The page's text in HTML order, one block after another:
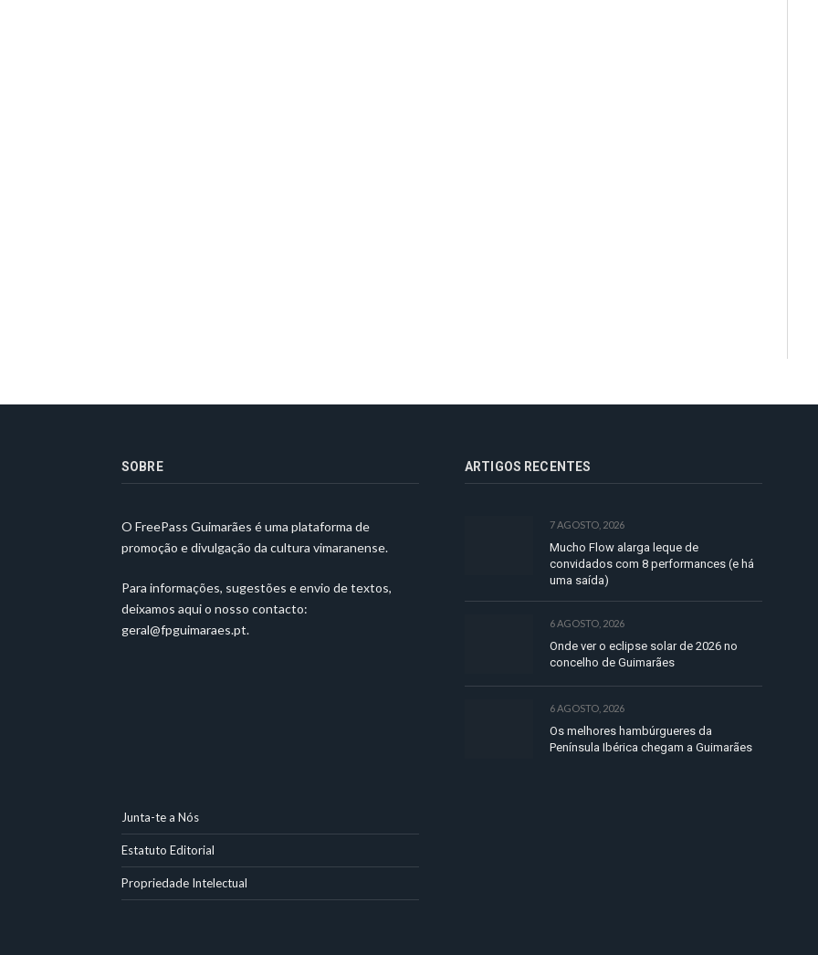
SOBRE
O FreePass Guimarães é uma plataforma de
promoção e divulgação da cultura vimaranense.
Para informações, sugestões e envio de textos,
deixamos aqui o nosso contacto:
geral@fpguimaraes.pt.
ARTIGOS RECENTES
7 AGOSTO, 2026
Mucho Flow alarga leque de
convidados com 8 performances (e há
uma saída)
6 AGOSTO, 2026
Onde ver o eclipse solar de 2026 no
concelho de Guimarães
6 AGOSTO, 2026
Os melhores hambúrgueres da
Península Ibérica chegam a Guimarães
Junta-te a Nós
Estatuto Editorial
Propriedade Intelectual